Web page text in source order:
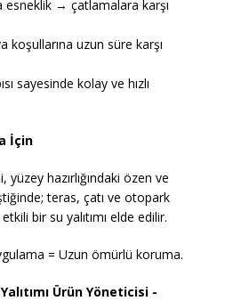
esneklik → çatlamalara karşı
koşullarına uzun süre karşı
sayesinde kolay ve hızlı
İçin
hazırlığındaki özen ve
teras, çatı ve otopark
bir su yalıtımı elde edilir.
= Uzun ömürlü koruma.
Ürün Yöneticisi -